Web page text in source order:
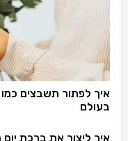
איך לפתור תשבצים
בעולם
איך ליצור את ברכת